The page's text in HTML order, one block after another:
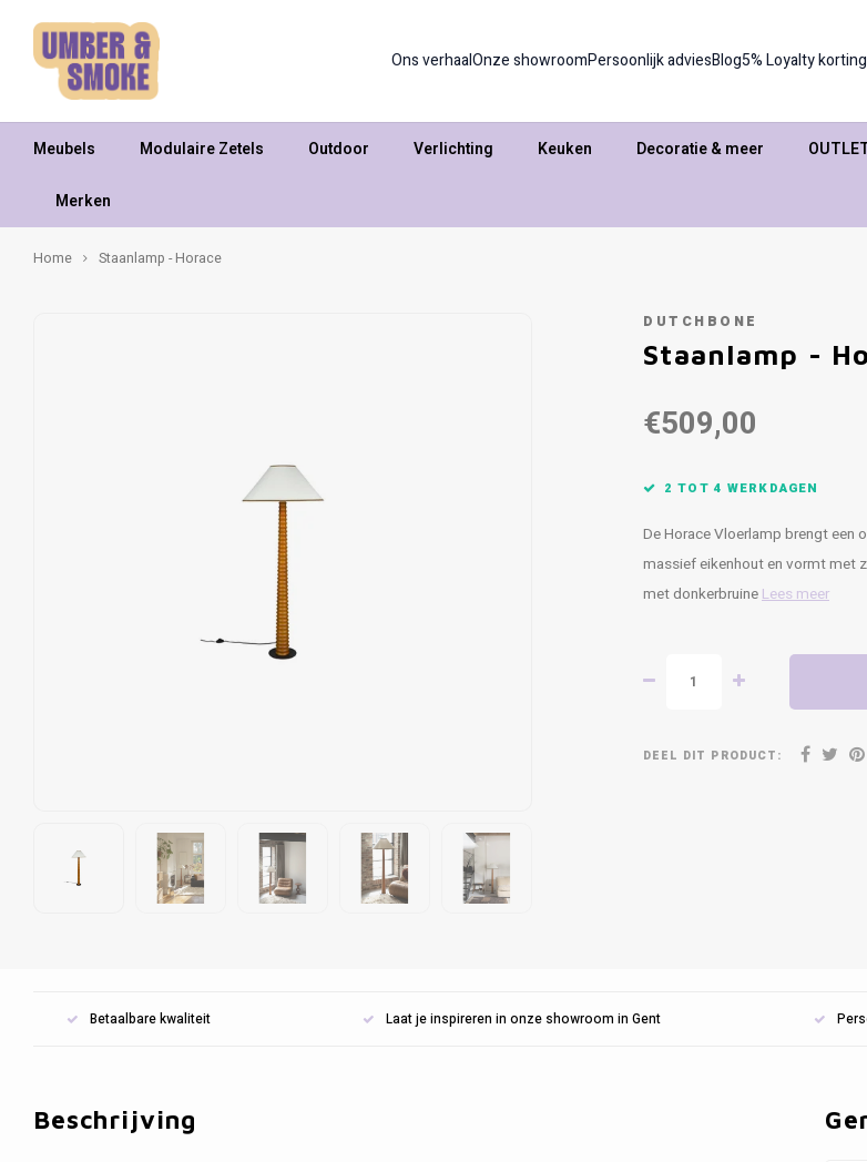
Ons verhaalOnze showroomPersoonlijk adviesBlog5% Loyalty korting
Meubels Modulaire Zetels Outdoor Verlichting Keuken Decoratie & meer
Merken
Home Staanlamp - Horace
DUTCHBONE
Staanlamp -
€509,00
2 TOT 4 WERKDAGEN
De Horace Vloerlamp brengt een
massief eikenhout en vormt met
met donkerbruineLees meer
DEEL DIT PRODUCT:
Betaalbare kwaliteit Laat je inspireren in onze showroom in Gent
Beschrijving